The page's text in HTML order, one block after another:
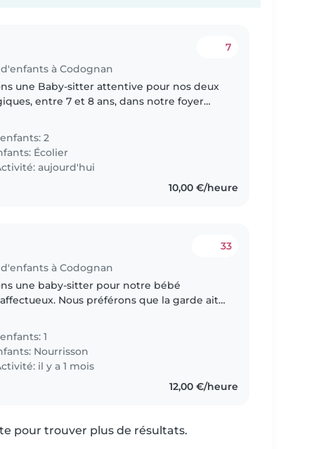
à Codognan
7
une Baby-sitter attentive pour nos deux
entre 7 et 8 ans, dans notre foyer
2
Écolier
aujourd'hui
10,00 €/heure
à Codognan
33
une baby-sitter pour notre bébé
Nous préférons que la garde ait
1
Nourrisson
il y a 1 mois
12,00 €/heure
pour trouver plus de résultats.